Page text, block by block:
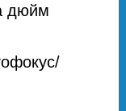
дюйм